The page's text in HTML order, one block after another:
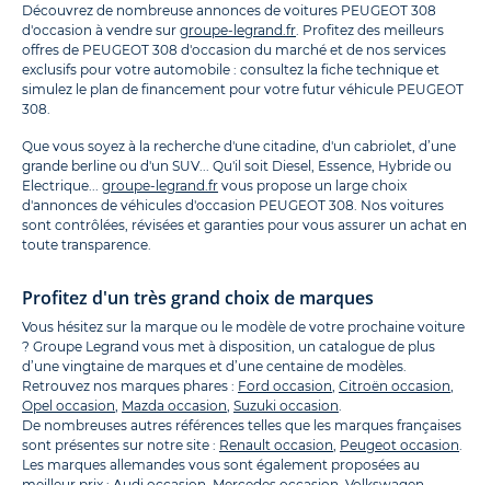
Découvrez de nombreuse annonces de voitures PEUGEOT 308
d'occasion à vendre sur groupe-legrand.fr . Profitez des meilleurs
offres de PEUGEOT 308 d'occasion du marché et de nos services
exclusifs pour votre automobile : consultez la fiche technique et
simulez le plan de financement pour votre futur véhicule PEUGEOT
308.
Que vous soyez à la recherche d'une citadine, d'un cabriolet, d’une
grande berline ou d'un SUV... Qu'il soit Diesel, Essence, Hybride ou
Electrique... groupe-legrand.fr vous propose un large choix
d'annonces de véhicules d'occasion PEUGEOT 308. Nos voitures
sont contrôlées, révisées et garanties pour vous assurer un achat en
toute transparence.
Profitez d'un très grand choix de marques
Vous hésitez sur la marque ou le modèle de votre prochaine voiture
? Groupe Legrand vous met à disposition, un catalogue de plus
d’une vingtaine de marques et d’une centaine de modèles.
Retrouvez nos marques phares : Ford occasion Citroën occasion
Opel occasion Mazda occasion Suzuki occasion
De nombreuses autres références telles que les marques françaises
sont présentes sur notre site : Renault occasion Peugeot occasion
Les marques allemandes vous sont également proposées au